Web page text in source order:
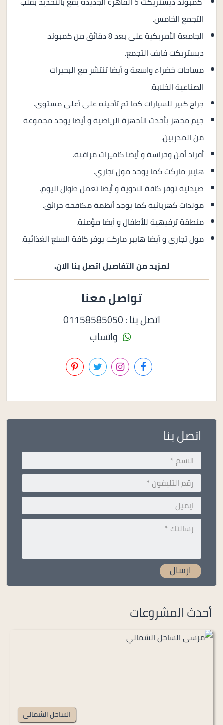
التجمع الخامس.
الجامعة الأمريكية على بعد 8 دقائق من كمبوند
ديستريكت فايف التجمع.
مساحات خضراء واسعة و أيضا تنتشر مع البحيرات
الصناعية الخلابة.
جراج كبير للسيارات كما تم تأمينه على أعلى مستوى.
جيم مجهز بأحدث الأجهزة الرياضية و أيضا يوجد مجموعة
من المدربين.
أفراد أمن وحراسة و أيضا كاميرات مراقبة.
هايبر ماركت كما يوجد مول تجاري.
صيدلية توفر كافة الادوية و أيضا تعمل طوال اليوم.
مولدات كهربائية كما يوجد أنظمة مكافحة حرائق.
منطقة ترفيهية للأطفال و أيضا مؤمنة.
مول تجاري و أيضا هايبر ماركت يوفر كافة السلع الغذائية.
لمزيد من التفاصيل اتصل بنا الان.
تواصل معنا
اتصل بنا : 01158585050
واتساب
اتصل بنا
أحدث المشروعات
الساحل الشمالي